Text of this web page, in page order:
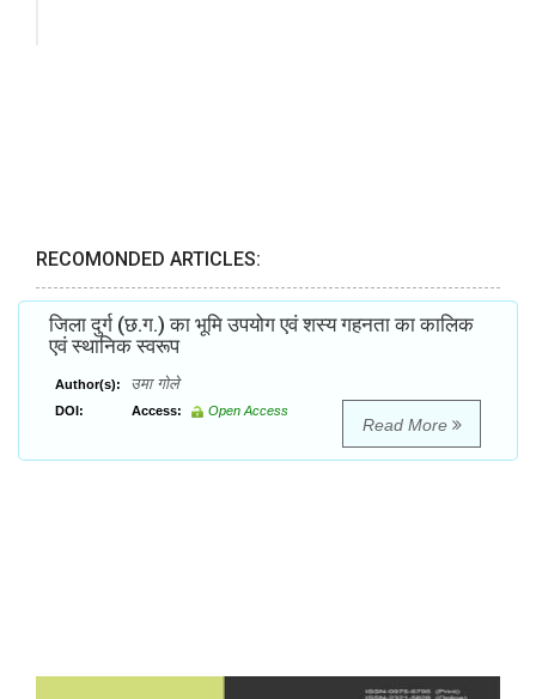
RECOMONDED ARTICLES:
जिला दुर्ग (छ.ग.) का भूमि उपयोग एवं शस्य गहनता का कालिक
एवं स्थानिक स्वरूप
Author(s): उमा गोले
DOI: Access: Open Access
Read More